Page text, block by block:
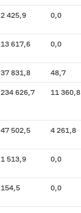
2 425,9 0,0
13 617,6 0,0
37 831,8 48,7
234 626,7 11 360,8
47 502,5 4 261,8
1 513,9 0,0
154,5 0,0